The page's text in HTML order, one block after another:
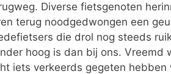
Diverse fietsgenoten
terug noodgedwongen een
die drol nog steeds
hoog is dan bij ons. Vreemd
iets verkeerds gegeten